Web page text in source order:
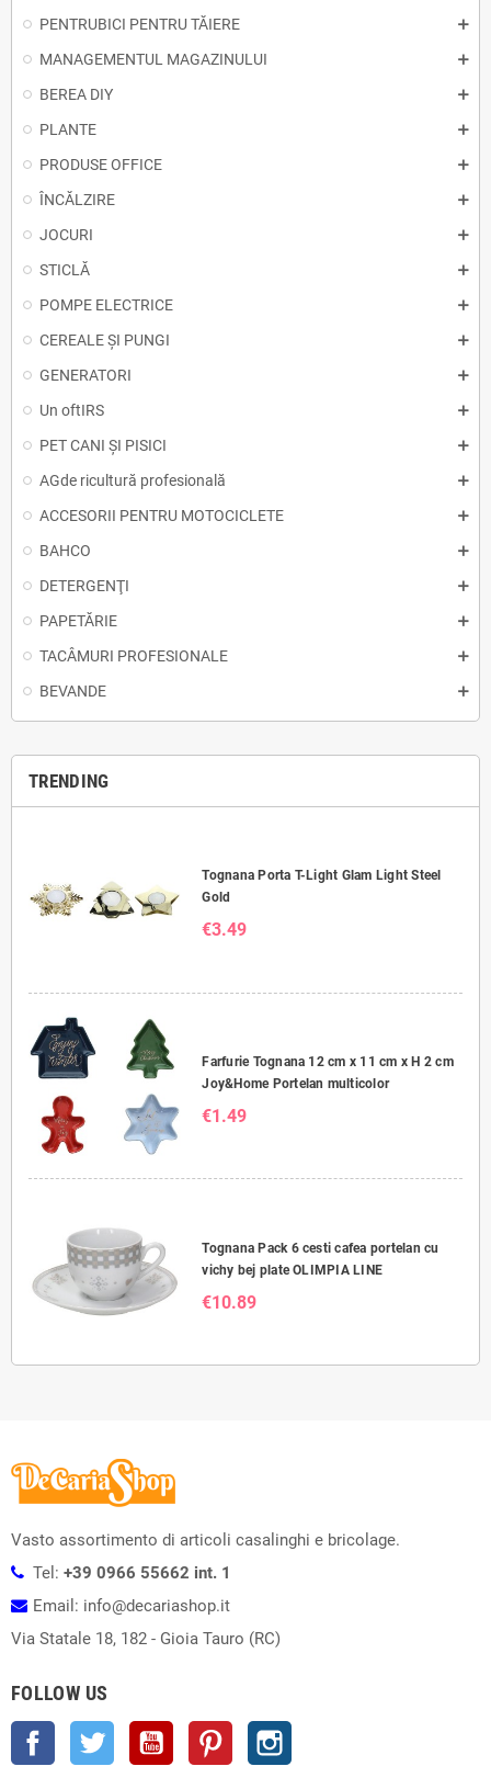
PENTRUBICI PENTRU TĂIERE
MANAGEMENTUL MAGAZINULUI
BEREA DIY
PLANTE
PRODUSE OFFICE
ÎNCĂLZIRE
JOCURI
STICLĂ
POMPE ELECTRICE
CEREALE ȘI PUNGI
GENERATORI
Un oftIRS
PET CANI ȘI PISICI
AGde ricultură profesională
ACCESORII PENTRU MOTOCICLETE
BAHCO
DETERGENŢI
PAPETĂRIE
TACÂMURI PROFESIONALE
BEVANDE
TRENDING
Tognana Porta T-Light Glam Light Steel
Gold
€3.49
Farfurie Tognana 12 cm x 11 cm x H 2 cm
Joy&Home Portelan multicolor
€1.49
Tognana Pack 6 cesti cafea portelan cu
vichy bej plate OLIMPIA LINE
€10.89
Vasto assortimento di articoli casalinghi e bricolage.
Tel: +39 0966 55662 int. 1
Email: info@decariashop.it
Via Statale 18, 182 - Gioia Tauro (RC)
FOLLOW US
Facebook Twitter YouTube Pinterest